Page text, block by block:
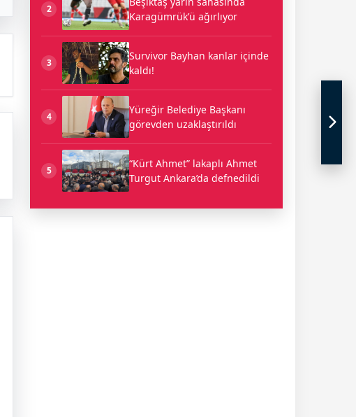
2
Karagümrük’ü ağırlıyor
3
Survivor Bayhan kanlar içinde
kaldı!
4
Yüreğir Belediye Başkanı
görevden uzaklaştırıldı
5
“Kürt Ahmet” lakaplı Ahmet
Turgut Ankara’da defnedildi